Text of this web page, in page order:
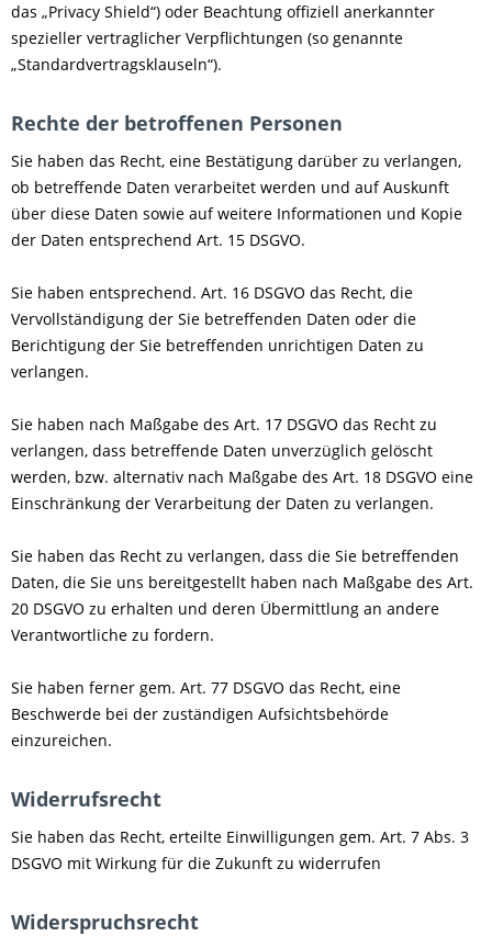
das „Privacy Shield“) oder Beachtung offiziell anerkannter
spezieller vertraglicher Verpflichtungen (so genannte
„Standardvertragsklauseln“).
Rechte der betroffenen Personen
Sie haben das Recht, eine Bestätigung darüber zu verlangen,
ob betreffende Daten verarbeitet werden und auf Auskunft
über diese Daten sowie auf weitere Informationen und Kopie
der Daten entsprechend Art. 15 DSGVO.
Sie haben entsprechend. Art. 16 DSGVO das Recht, die
Vervollständigung der Sie betreffenden Daten oder die
Berichtigung der Sie betreffenden unrichtigen Daten zu
verlangen.
Sie haben nach Maßgabe des Art. 17 DSGVO das Recht zu
verlangen, dass betreffende Daten unverzüglich gelöscht
werden, bzw. alternativ nach Maßgabe des Art. 18 DSGVO eine
Einschränkung der Verarbeitung der Daten zu verlangen.
Sie haben das Recht zu verlangen, dass die Sie betreffenden
Daten, die Sie uns bereitgestellt haben nach Maßgabe des Art.
20 DSGVO zu erhalten und deren Übermittlung an andere
Verantwortliche zu fordern.
Sie haben ferner gem. Art. 77 DSGVO das Recht, eine
Beschwerde bei der zuständigen Aufsichtsbehörde
einzureichen.
Widerrufsrecht
Sie haben das Recht, erteilte Einwilligungen gem. Art. 7 Abs. 3
DSGVO mit Wirkung für die Zukunft zu widerrufen
Widerspruchsrecht